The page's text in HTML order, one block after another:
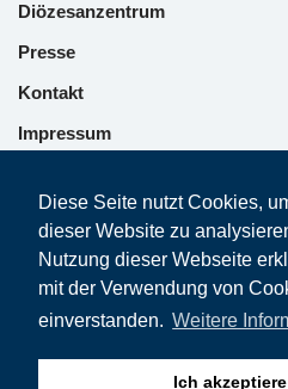
Diese Seite nutzt Cookies,
dieser Website zu
Nutzung dieser Webseite
mit der Verwendung von
einverstanden. Weitere
Ich akzeptiere
Diözesanzentrum
Presse
Kontakt
Impressum